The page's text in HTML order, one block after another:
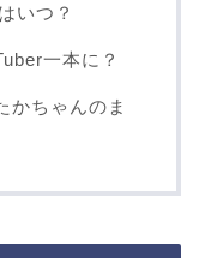
いつ？
一本に？
かちゃんのま